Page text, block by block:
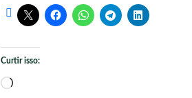
Curtir isso:
Carregando...